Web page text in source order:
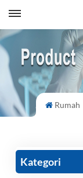
Rumah
Kategori